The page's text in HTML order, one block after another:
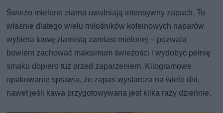
Świeżo mielone ziarna uwalniają intensywny zapach. To
właśnie dlatego wielu miłośników kofeinowych naparów
wybiera kawę ziarnistą zamiast mielonej – pozwala
bowiem zachować maksimum świeżości i wydobyć pełnię
smaku dopiero tuż przed zaparzeniem. Kilogramowe
opakowanie sprawia, że zapas wystarcza na wiele dni,
nawet jeśli kawa przygotowywana jest kilka razy dziennie.